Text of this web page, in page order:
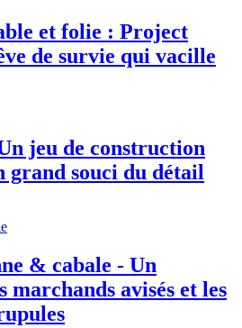
et folie : Project
de survie qui vacille
jeu de construction
grand souci du détail
& cabale - Un
marchands avisés et les